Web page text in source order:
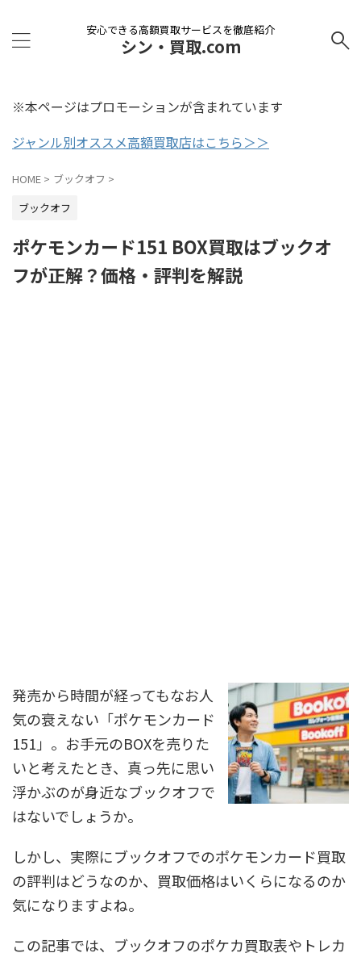
安心できる高額買取サービスを徹底紹介
シン・買取.com
※本ページはプロモーションが含まれています
ジャンル別オススメ高額買取店はこちら＞＞
HOME > ブックオフ >
ブックオフ
ポケモンカード151 BOX買取はブックオ
フが正解？価格・評判を解説
発売から時間が経ってもなお人
気の衰えない「ポケモンカード
151」。お手元のBOXを売りた
いと考えたとき、真っ先に思い
浮かぶのが身近なブックオフで
はないでしょうか。
しかし、実際にブックオフでのポケモンカード買取
の評判はどうなのか、買取価格はいくらになるのか
気になりますよね。
この記事では、ブックオフのポケカ買取表やトレカ